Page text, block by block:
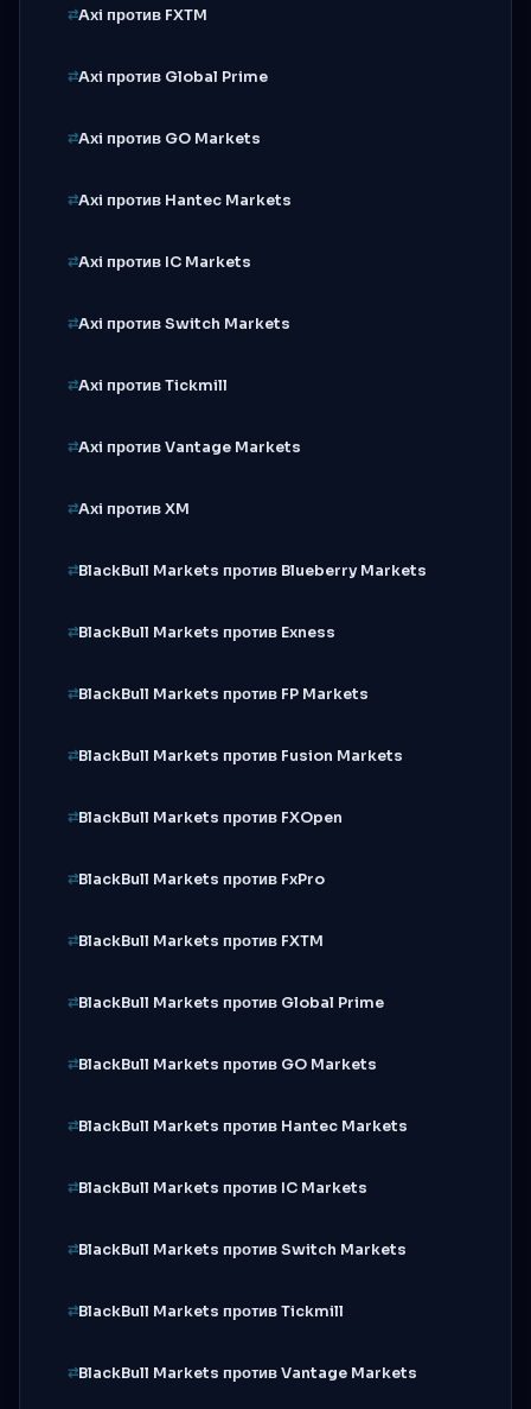
Axi против FXTM
Axi против Global Prime
Axi против GO Markets
Axi против Hantec Markets
Axi против IC Markets
Axi против Switch Markets
Axi против Tickmill
Axi против Vantage Markets
Axi против XM
BlackBull Markets против Blueberry Markets
BlackBull Markets против Exness
BlackBull Markets против FP Markets
BlackBull Markets против Fusion Markets
BlackBull Markets против FXOpen
BlackBull Markets против FxPro
BlackBull Markets против FXTM
BlackBull Markets против Global Prime
BlackBull Markets против GO Markets
BlackBull Markets против Hantec Markets
BlackBull Markets против IC Markets
BlackBull Markets против Switch Markets
BlackBull Markets против Tickmill
BlackBull Markets против Vantage Markets